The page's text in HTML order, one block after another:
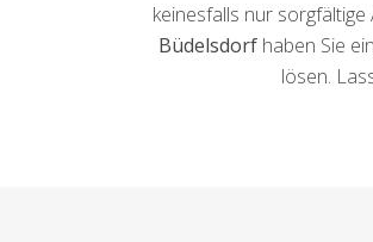
keinesfalls nur
Büdelsdorf haben Sie
lösen.